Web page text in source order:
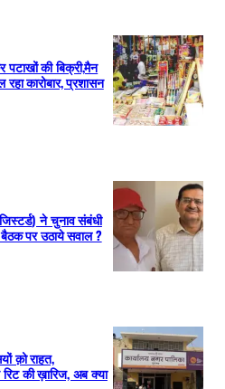
की बिक्री,मैन
कारोबार, प्रशासन
ने चुनाव संबंधी
पर उठाये सवाल ?
क़ो राहत,
रिट की ख़ारिज, अब क्या